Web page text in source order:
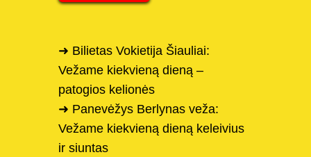
➜ Bilietas Vokietija Šiauliai:
Vežame kiekvieną dieną –
patogios kelionės
➜ Panevėžys Berlynas veža:
Vežame kiekvieną dieną keleivius
ir siuntas